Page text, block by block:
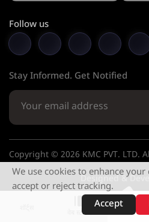
वेब स्टोरीज़
Follow us
Stay Informed. Get Notified
Copyright © 2026 KMC PVT. LTD.
Designed &
We use cookies to enhance your
accept or reject tracking.
Accept